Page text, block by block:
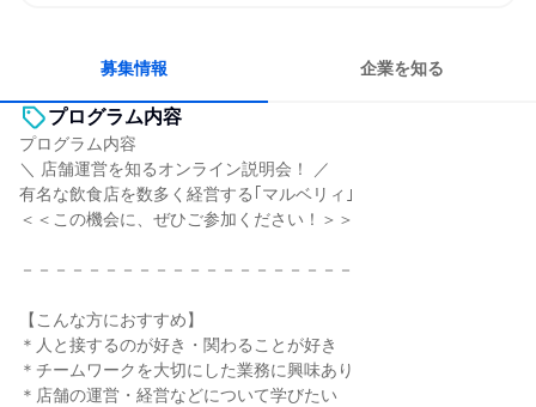
募集情報 企業を知る
プログラム内容
プログラム内容
＼ 店舗運営を知るオンライン説明会！ ／
有名な飲食店を数多く経営する｢マルベリィ｣
＜＜この機会に、ぜひご参加ください！＞＞
－－－－－－－－－－－－－－－－－－－－
【こんな方におすすめ】
＊人と接するのが好き・関わることが好き
＊チームワークを大切にした業務に興味あり
＊店舗の運営・経営などについて学びたい